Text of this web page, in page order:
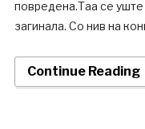
повредена.Таа се уште
загинала. Со нив на
Continue Reading